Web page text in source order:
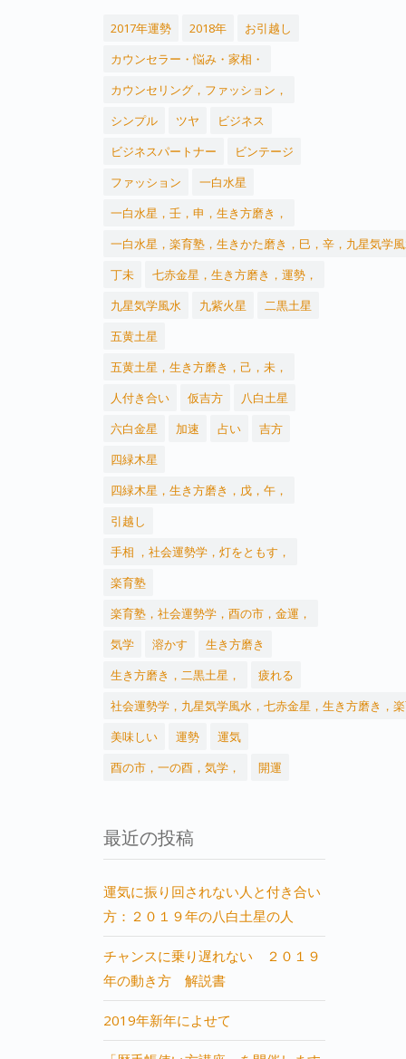
2017年運勢 2018年
お引越し
カウンセラー・悩み・家相・
カウンセリング，ファッション，
シンプル
ツヤ
ビジネス
ビジネスパートナー
ビンテージ
ファッション
一白水星
一白水星，壬，申，生き方磨き，
一白水星，楽育塾，生きかた磨き，巳，辛，九星気学
丁未
七赤金星，生き方磨き，運勢，
九星気学風水
九紫火星
二黒土星
五黄土星
五黄土星，生き方磨き，己，未，
人付き合い
仮吉方
八白土星
六白金星
加速 占い
吉方
四緑木星
四緑木星，生き方磨き，戊，午，
引越し
手相 ，社会運勢学，灯をともす，
楽育塾
楽育塾，社会運勢学，酉の市，金運，
気学
溶かす
生き方磨き
生き方磨き，二黒土星，
疲れる
社会運勢学，九星気学風水，七赤金星，生き方磨き，
美味しい
運勢
運気
酉の市，一の酉，気学，
開運
最近の投稿
運気に振り回されない人と付き合い
方：２０１９年の八白土星の人
チャンスに乗り遅れない ２０１９
年の動き方 解説書
2019年新年によせて